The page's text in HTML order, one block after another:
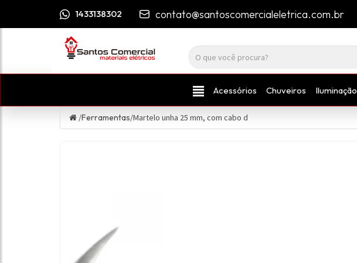
1433138302 contato@santoscomercialeletrica.com.br
Acessórios Chuveiros Iluminação
/Ferramentas/Martelo unha 25 mm, com cabo d